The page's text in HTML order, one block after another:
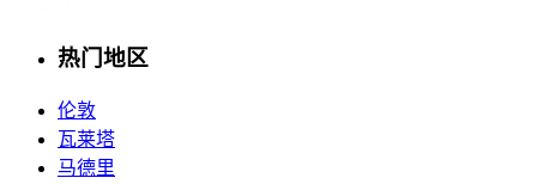
热门地区
伦敦
瓦莱塔
马德里